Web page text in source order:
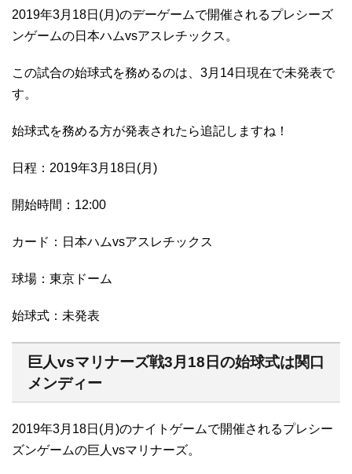
2019年3月18日(月)のデーゲームで開催されるプレシーズ
ンゲームの日本ハムvsアスレチックス。
この試合の始球式を務めるのは、3月14日現在で未発表で
す。
始球式を務める方が発表されたら追記しますね！
日程：2019年3月18日(月)
開始時間：12:00
カード：日本ハムvsアスレチックス
球場：東京ドーム
始球式：未発表
巨人vsマリナーズ戦3月18日の始球式は関口
メンディー
2019年3月18日(月)のナイトゲームで開催されるプレシー
ズンゲームの巨人vsマリナーズ。